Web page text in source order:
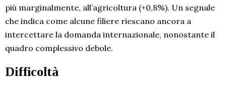
più marginalmente, all’agricoltura (+0,8%). Un segnale
che indica come alcune filiere riescano ancora a
intercettare la domanda internazionale, nonostante il
quadro complessivo debole.
Difficoltà